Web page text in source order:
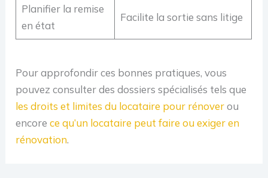
Planifier la remise
en état
Facilite la sortie sans litige
Pour approfondir ces bonnes pratiques, vous
pouvez consulter des dossiers spécialisés tels que
les droits et limites du locataire pour rénoverou
encorece qu’un locataire peut faire ou exiger en
rénovation.